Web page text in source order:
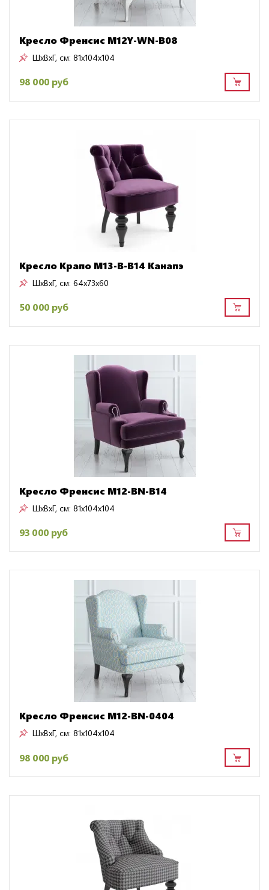
Кресло Френсис M12Y-WN-B08
ШxВxГ, см: 81x104x104
98 000 руб
Кресло Крапо M13-B-B14 Канапэ
ШxВxГ, см: 64x73x60
50 000 руб
Кресло Френсис M12-BN-B14
ШxВxГ, см: 81x104x104
93 000 руб
Кресло Френсис M12-BN-0404
ШxВxГ, см: 81x104x104
98 000 руб